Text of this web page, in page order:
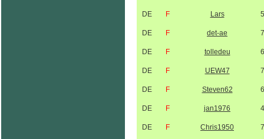
DE F Lars
DE F det-ae
DE F tolledeu
DE F UEW47
DE F Steven62
DE F jan1976
DE F Chris1950